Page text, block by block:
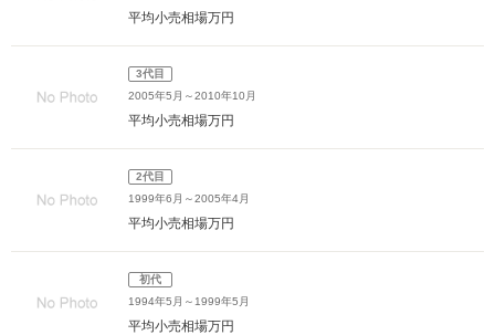
平均小売相場万円
3代目
2005年5月～2010年10月
平均小売相場万円
2代目
1999年6月～2005年4月
平均小売相場万円
初代
1994年5月～1999年5月
平均小売相場万円